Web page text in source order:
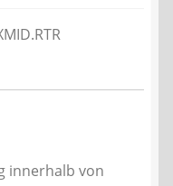
innerhalb von